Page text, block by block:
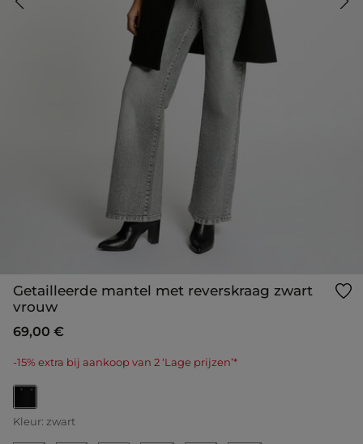
Getailleerde mantel met reverskraag zwart
vrouw
69,00 €
-15% extra bij aankoop van 2 ‘Lage prijzen’*
geselecteerd
Kleur: zwart